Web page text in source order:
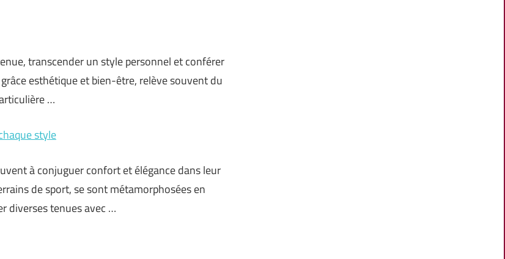
transcender un style personnel et conférer
esthétique et bien-être, relève souvent du
…
style
à conjuguer confort et élégance dans leur
de sport, se sont métamorphosées en
diverses tenues avec …